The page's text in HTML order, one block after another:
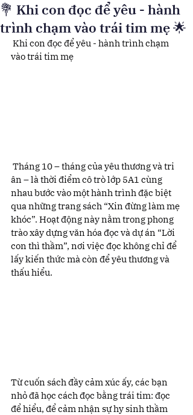
💐 Khi con đọc để yêu - hành
trình chạm vào trái tim mẹ 🌟
Khi con đọc để yêu - hành trình chạm
vào trái tim mẹ
Tháng 10 – tháng của yêu thương và tri
ân – là thời điểm cô trò lớp 5A1 cùng
nhau bước vào một hành trình đặc biệt
qua những trang sách “Xin đừng làm mẹ
khóc”. Hoạt động này nằm trong phong
trào xây dựng văn hóa đọc và dự án “Lời
con thì thầm”, nơi việc đọc không chỉ để
lấy kiến thức mà còn để yêu thương và
thấu hiểu.
Từ cuốn sách đầy cảm xúc ấy, các bạn
nhỏ đã học cách đọc bằng trái tim: đọc
để hiểu, để cảm nhận sự hy sinh thầm